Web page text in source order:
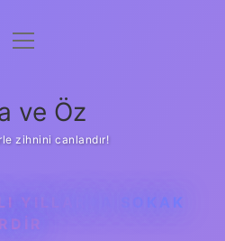
Anasayfa
Uyarı
menüyü
ve Öz
zihnini canlandır!
YILLARDA SOKAK